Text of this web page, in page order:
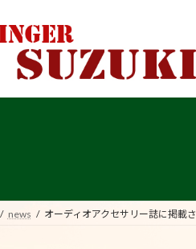
news オーディオアクセサリー誌に掲載さ